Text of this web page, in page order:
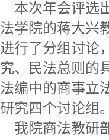
本次年会评选
法学院的蒋大兴
进行了分组讨论
究、民法总则的
法编中的商事立
研究四个讨论组
我院商法教研